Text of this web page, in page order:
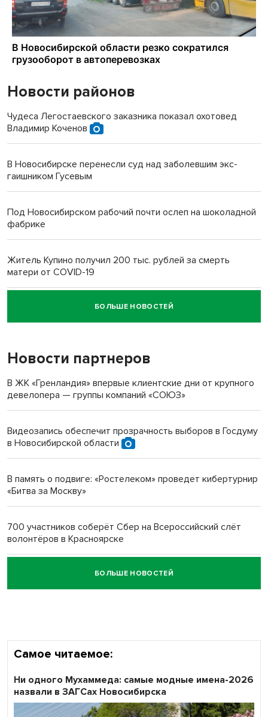
Новости районов
Чудеса Легостаевского заказника показал охотовед
Владимир Коченов
В Новосибирске перенесли суд над заболевшим экс-
гаишником Гусевым
Под Новосибирском рабочий почти ослеп на шоколадной
фабрике
Житель Купино получил 200 тыс. рублей за смерть
матери от COVID-19
Новосибирский суд наказал водителя за смерть
пенсионерки на вокзале
«Мы живём на пастбище!»: в новосибирском селе лошади
терроризируют жителей
Новосибирский преподаватель с женой вошли в топ-16
БОЛЬШЕ НОВОСТЕЙ
Новости партнеров
В ЖК «Гренландия» впервые клиентские дни от крупного
девелопера — группы компаний «СОЮЗ»
Видеозапись обеспечит прозрачность выборов в Госдуму
в Новосибирской области
В память о подвиге: «Ростелеком» проведет кибертурнир
«Битва за Москву»
700 участников соберёт Сбер на Всероссийский слёт
волонтёров в Красноярске
Честный выбор: видеонаблюдение обеспечит
объективность результатов ЕДГ в Новосибирской
БОЛЬШЕ НОВОСТЕЙ
Самое читаемое:
Ни одного Мухаммеда: самые модные имена-2026
назвали в ЗАГСах Новосибирска